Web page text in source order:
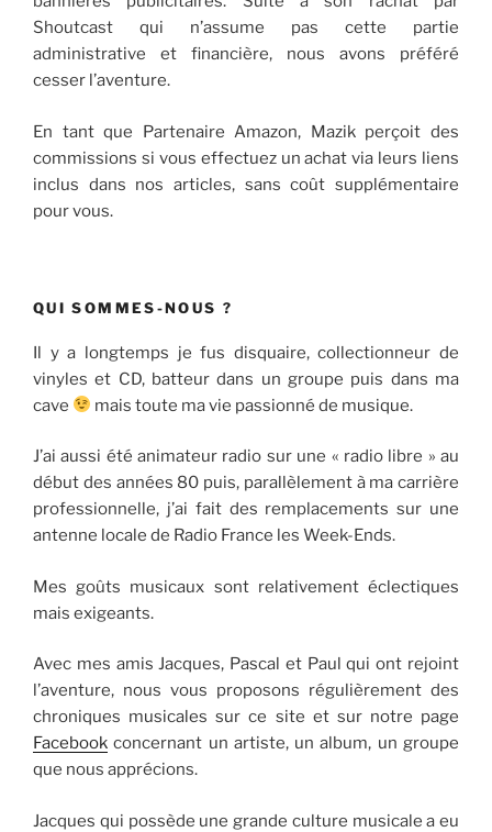
Shoutcast qui n’assume pas cette partie
administrative et financière, nous avons préféré
cesser l’aventure.
En tant que Partenaire Amazon, Mazik perçoit des
commissions si vous effectuez un achat via leurs liens
inclus dans nos articles, sans coût supplémentaire
pour vous.
QUI SOMMES-NOUS ?
Il y a longtemps je fus disquaire, collectionneur de
vinyles et CD, batteur dans un groupe puis dans ma
cave
mais toute ma vie passionné de musique.
J’ai aussi été animateur radio sur une « radio libre » au
début des années 80 puis, parallèlement à ma carrière
professionnelle, j’ai fait des remplacements sur une
antenne locale de Radio France les Week-Ends.
Mes goûts musicaux sont relativement éclectiques
mais exigeants.
Avec mes amis Jacques, Pascal et Paul qui ont rejoint
l’aventure, nous vous proposons régulièrement des
chroniques musicales sur ce site et sur notre page
Facebook concernant un artiste, un album, un groupe
que nous apprécions.
Jacques qui possède une grande culture musicale a eu